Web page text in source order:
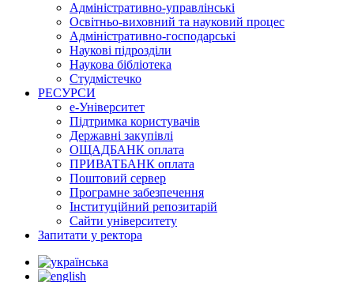
Адміністративно-управлінські
Освітньо-виховний та науковий процес
Адміністративно-господарські
Наукові підрозділи
Наукова бібліотека
Студмістечко
РЕСУРСИ
е-Університет
Підтримка користувачів
Державні закупівлі
ОЩАДБАНК оплата
ПРИВАТБАНК оплата
Поштовий сервер
Програмне забезпечення
Інституційний репозитарій
Сайти університету
Запитати у ректора